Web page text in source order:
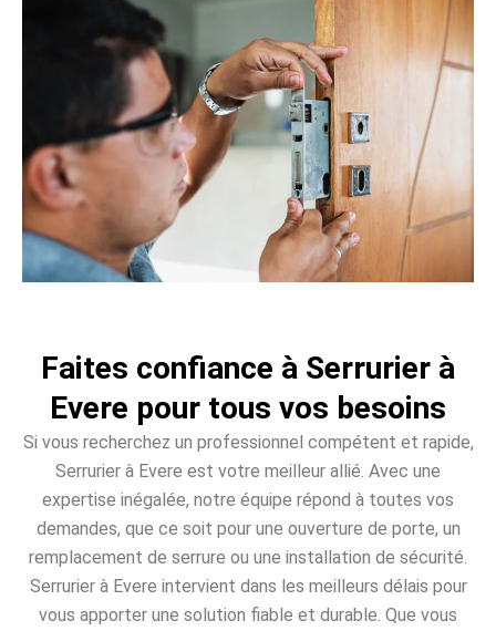
Faites confiance à Serrurier à
Evere pour tous vos besoins
Si vous recherchez un professionnel compétent et rapide,
Serrurier à Evere est votre meilleur allié. Avec une
expertise inégalée, notre équipe répond à toutes vos
demandes, que ce soit pour une ouverture de porte, un
remplacement de serrure ou une installation de sécurité.
Serrurier à Evere intervient dans les meilleurs délais pour
vous apporter une solution fiable et durable. Que vous